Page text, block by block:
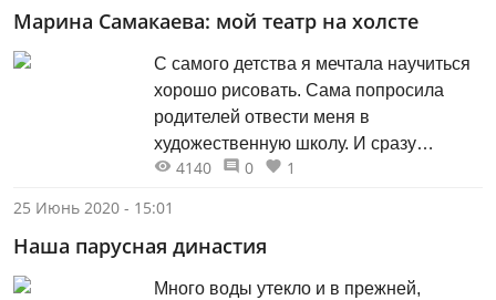
Марина Самакаева: мой театр на холсте
С самого детства я мечтала научиться
хорошо рисовать. Сама попросила
родителей отвести меня в
художественную школу. И сразу
почувствовала, что попала именно в
4140 0
1
25 Июнь 2020 - 15:01
Наша парусная династия
Много воды утекло и в прежней,